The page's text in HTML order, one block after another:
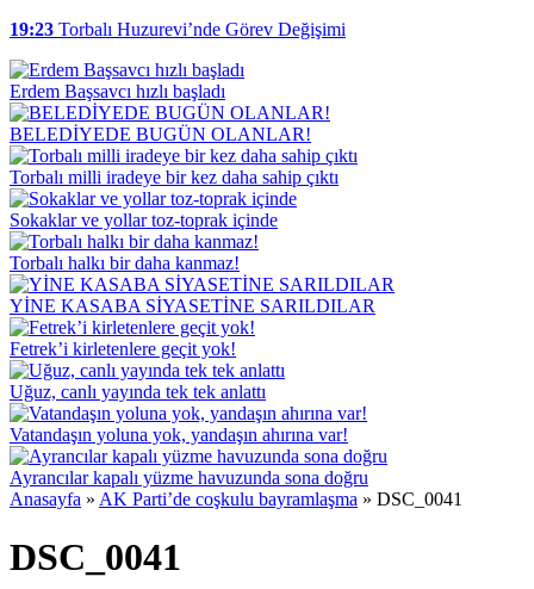
19:23 Torbalı Huzurevi’nde Görev Değişimi
Erdem Başsavcı hızlı başladı
BELEDİYEDE BUGÜN OLANLAR!
Torbalı milli iradeye bir kez daha sahip çıktı
Sokaklar ve yollar toz-toprak içinde
Torbalı halkı bir daha kanmaz!
YİNE KASABA SİYASETİNE SARILDILAR
Fetrek’i kirletenlere geçit yok!
Uğuz, canlı yayında tek tek anlattı
Vatandaşın yoluna yok, yandaşın ahırına var!
Ayrancılar kapalı yüzme havuzunda sona doğru
Anasayfa » AK Parti’de coşkulu bayramlaşma » DSC_0041
DSC_0041